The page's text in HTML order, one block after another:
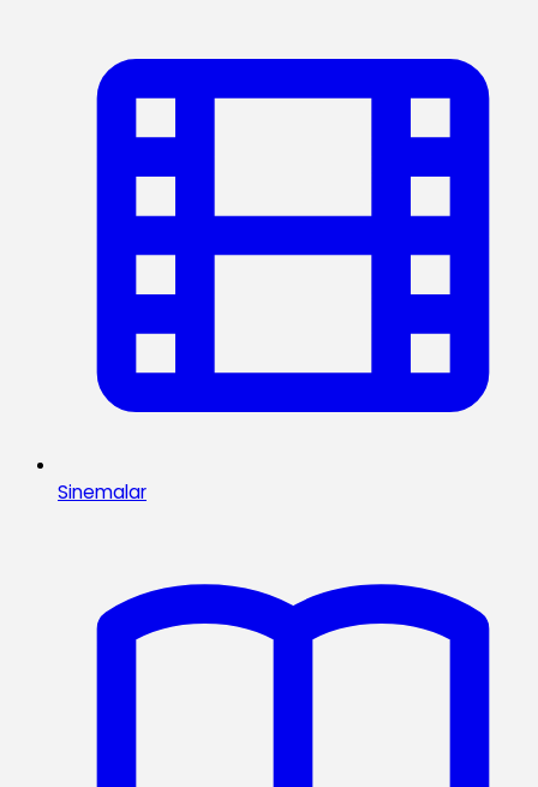
Sinemalar